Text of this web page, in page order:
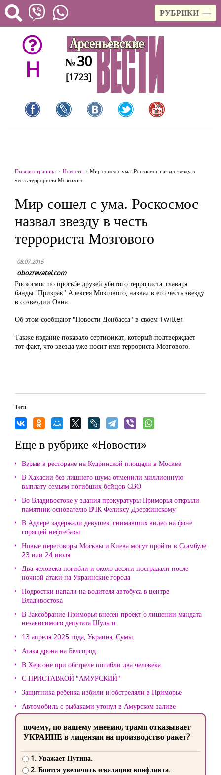
РУБРИКИ
H №30
[1723]
Главная страница Новости
Мир сошел с ума. Роскосмос назвал звезду в
честь террориста Мозгового
Мир сошел с ума. Роскосмос
назвал звезду в честь
террориста Мозгового
08.07.2015
obozrevatel.com
Роскосмос по просьбе друзей убитого террориста, главаря
банды "Призрак" Алексея Мозгового, назвал в его честь звезду
в созвездии Овна.
Об этом сообщают "Новости Донбасса" в своем Twitter.
Также издание показало сертификат, который подтверждает
тот факт, что звезда уже носит имя террориста Мозгового.
Теги:
Еще в рубрике «Новости»
Взрыв в ресторане на Кудринской площади в Москве
В Хакасии без лишнего шума отменили миллионную
выплату семьям погибших бойцов СВО
Во Владивостоке у здания прокуратуры Приморья открыли
памятник основателю ВЧК Феликсу Дзержинскому
В Адлере задержали девушек, снимавших видео на фоне
горящей нефтебазы
Новые переговоры Москвы и Киева могут пройти в Стамбуле
23 или 24 июля
Два человека погибли и около десяти пострадали после
ночной атаки на Украинские города
Подростки напали на водителя автобуса в центре
Владивостока
В Заксобрание Приморья внесен проект о лишении мандата
независимого депутата Шульги
13 апреля 2025 года, Украина, Сумы.
Атака дрона на Белгород
В Херсоне при обстреле погибли два человека
С ПРИСТАВКОЙ "АМУРСКИЙ"
Защитника ребенка избили и обстреляли в Приморье
Автомобиль с рыбаками утонул в Амурском заливе
почему, по вашему мнению, трамп отказывает
УКРАИНЕ в лицензии на производство ракет?
1. Уважает Путина.
2. Боится увеличить эскалацию конфликта.